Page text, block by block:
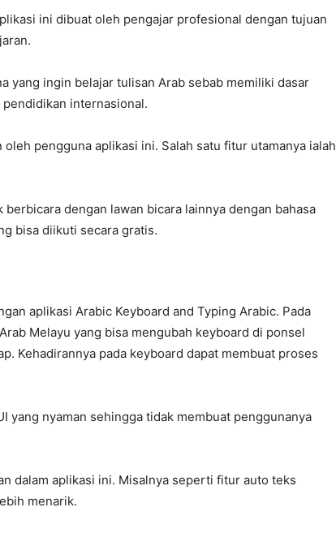
ini dibuat oleh pengajar profesional dengan tujuan
yang ingin belajar tulisan Arab sebab memiliki dasar
internasional.
pengguna aplikasi ini. Salah satu fitur utamanya ialah
dengan lawan bicara lainnya dengan bahasa
bisa diikuti secara gratis.
aplikasi Arabic Keyboard and Typing Arabic. Pada
Melayu yang bisa mengubah keyboard di ponsel
Kehadirannya pada keyboard dapat membuat proses
yang nyaman sehingga tidak membuat penggunanya
dalam aplikasi ini. Misalnya seperti fitur auto teks
menarik.